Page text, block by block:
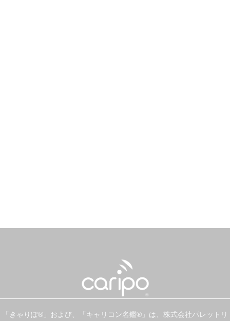
「きゃりぽ®」および、「キャリコン名鑑®」は、株式会社パレットリ